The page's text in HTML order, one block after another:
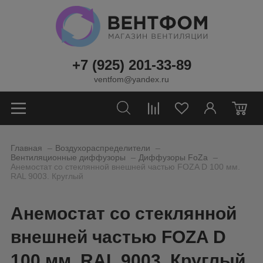
+7 (925) 201-33-89
ventfom@yandex.ru
0
Главная Воздухораспределители
Вентиляционные диффузоры _ Диффузоры FoZa
Анемостат со стеклянной внешней частью FOZA D 100 мм.
RAL 9003. Круглый
Анемостат со стеклянной
внешней частью FOZA D